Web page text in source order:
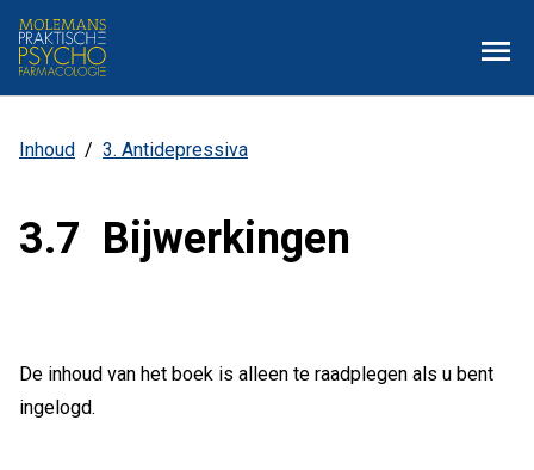
Overslaan
en
naar
inhoud
Menu
Inhoud 3. Antidepressiva
3.7 Bijwerkingen
De inhoud van het boek is alleen te raadplegen als u bent
ingelogd.